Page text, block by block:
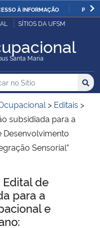
À INFORMAÇÃO
SÍTIOS DA UFSM
Santa Maria
no no Sítio
> Editais >
subsidiada para a
Desenvolvimento
Sensorial”
de
para a
e